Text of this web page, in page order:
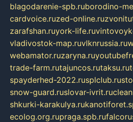
blagodarenie-spb.ruborodino-
cardvoice.ruzed-online.ru
zarafshan.ruyork-life.ru
vladivostok-map.ruvlknrussia.ru
webamator.ruzaryna.ru
trade-farm.rutajuncos.rutaksu.ru
spayderhed-2022.rusplclub.ru
snow-guard.ruslovar-ivrit.ru
shkurki-karakulya.ru
ecolog.org.rupraga.spb.ru